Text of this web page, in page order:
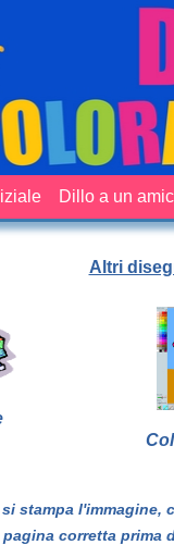
Dillo a un
Altri
stampa
corretta prima